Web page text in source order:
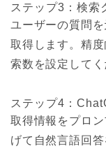
ステップ3：検索
ユーザーの質問
取得します。精
索数を設定してく
ステップ4：
取得情報をプロ
げて自然言語回答